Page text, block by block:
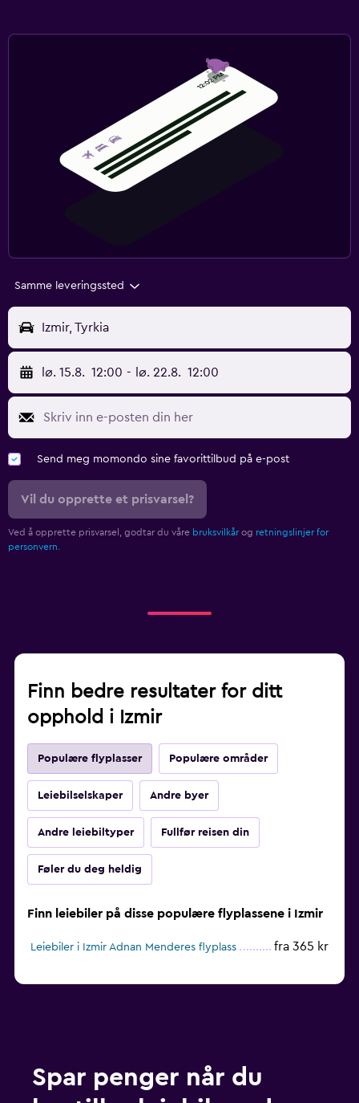
Samme leveringssted
Izmir, Tyrkia
lø. 15.8. 12:00 - lø. 22.8. 12:00
Send meg momondo sine favorittilbud på e-post
Vil du opprette et prisvarsel?
Ved å opprette prisvarsel, godtar du våre bruksvilkår og retningslinjer for
personvern.
Finn bedre resultater for ditt
opphold i Izmir
Populære flyplasser Populære områder
Leiebilselskaper Andre byer
Andre leiebiltyper Fullfør reisen din
Føler du deg heldig
Finn leiebiler på disse populære flyplassene i Izmir
Leiebiler i Izmir Adnan Menderes flyplass fra 365 kr
Spar penger når du